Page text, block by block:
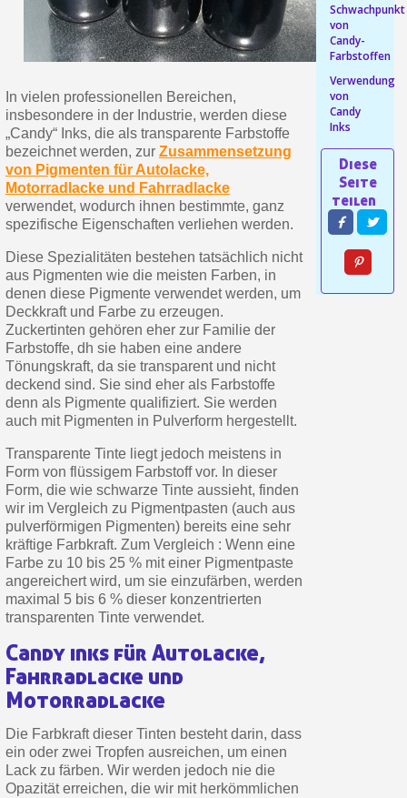
Ihr Online-Angebot
Teilen Sie Ihre Kreationen und
Sammeln Sie mit
Rücksendung von
10€ Einkaufsgutschein
Zahlung in 4x gebührenfrei
Teilen Sie Ihre Kreationen und
Sammeln Sie mit jeder
Rücksendung von
Rücksendung von
10€ Einkaufsgutschein
In vielen professionellen Bereichen,
insbesondere in der Industrie, werden diese
„Candy“ Inks, die als transparente Farbstoffe
bezeichnet werden, zur Zusammensetzung
von Pigmenten für Autolacke,
Motorradlacke und Fahrradlacke
verwendet, wodurch ihnen bestimmte, ganz
spezifische Eigenschaften verliehen werden.
Diese Spezialitäten bestehen tatsächlich nicht
aus Pigmenten wie die meisten Farben, in
denen diese Pigmente verwendet werden, um
Deckkraft und Farbe zu erzeugen.
Zuckertinten gehören eher zur Familie der
Farbstoffe, dh sie haben eine andere
Tönungskraft, da sie transparent und nicht
deckend sind. Sie sind eher als Farbstoffe
denn als Pigmente qualifiziert. Sie werden
auch mit Pigmenten in Pulverform hergestellt.
Transparente Tinte liegt jedoch meistens in
Form von flüssigem Farbstoff vor. In dieser
Form, die wie schwarze Tinte aussieht, finden
wir im Vergleich zu Pigmentpasten (auch aus
pulverförmigen Pigmenten) bereits eine sehr
kräftige Farbkraft. Zum Vergleich : Wenn eine
Farbe zu 10 bis 25 % mit einer Pigmentpaste
angereichert wird, um sie einzufärben, werden
maximal 5 bis 6 % dieser konzentrierten
transparenten Tinte verwendet.
Candy inks für Autolacke,
Fahrradlacke und
Motorradlacke
Die Farbkraft dieser Tinten besteht darin, dass
ein oder zwei Tropfen ausreichen, um einen
Lack zu färben. Wir werden jedoch nie die
Opazität erreichen, die wir mit herkömmlichen
Schwachpunkt
von
Candy-
Farbstoffen
Verwendung
von
Candy
Inks